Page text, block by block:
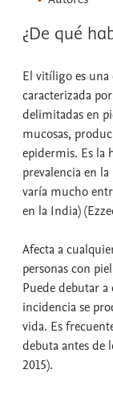
¿De qué
El vitíligo es
caracterizada
delimitadas en
mucosas,
epidermis. Es la
prevalencia en
varía mucho
en la India)
Afecta a
personas con
Puede debutar
incidencia se
vida. Es
debuta antes de
2015).